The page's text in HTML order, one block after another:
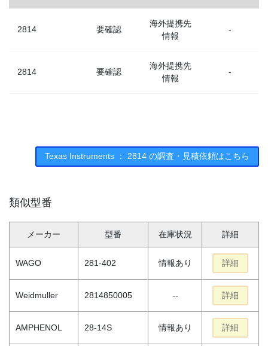
2814 要確認
海外提携先
情報
-
2814 要確認
海外提携先
情報
-
Texas Instruments ： 2814 の調査・見積依頼はこちら
類似型番
メーカー 型番 在庫状況 詳細
WAGO 281-402 情報あり 詳細
Weidmuller 2814850005 -- 詳細
AMPHENOL 28-14S 情報あり 詳細